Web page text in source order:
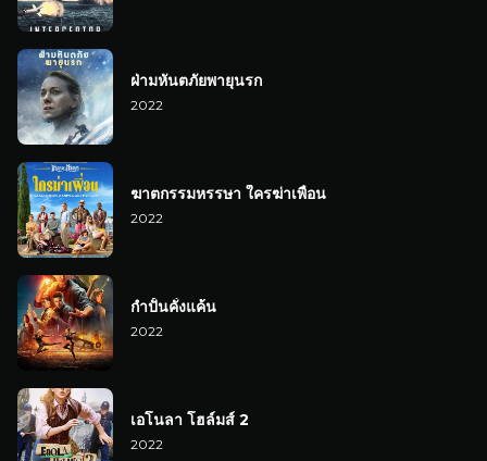
ฝ่ามหันตภัยพายุนรก
2022
ฆาตกรรมหรรษา ใครฆ่าเพื่อน
2022
กำปั้นคั่งแค้น
2022
เอโนลา โฮล์มส์ 2
2022